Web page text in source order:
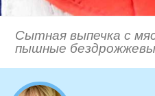
Сытная выпечка с
пышные